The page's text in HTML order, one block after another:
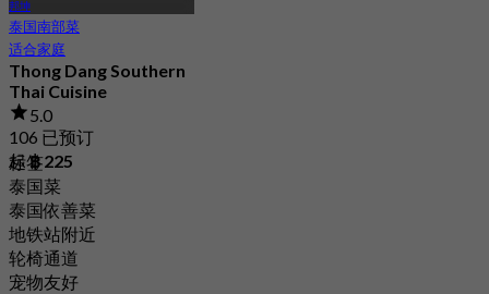
邦坤
泰国南部菜
适合家庭
Thong Dang Southern
Thai Cuisine
5.0
106 已预订
起฿ 225
标签
泰国菜
泰国依善菜
地铁站附近
轮椅通道
宠物友好